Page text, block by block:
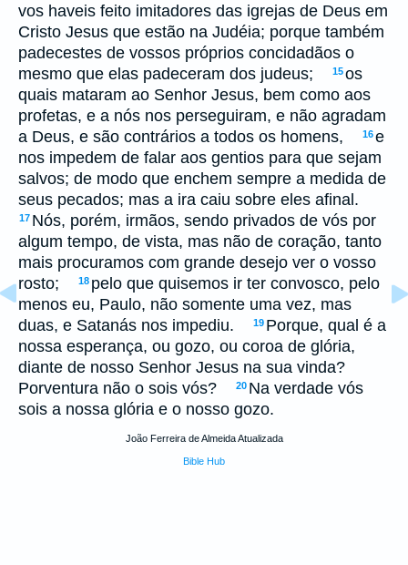
vos haveis feito imitadores das igrejas de Deus em
Cristo Jesus que estão na Judéia; porque também
padecestes de vossos próprios concidadãos o
mesmo que elas padeceram dos judeus;
15os
quais mataram ao Senhor Jesus, bem como aos
profetas, e a nós nos perseguiram, e não agradam
a Deus, e são contrários a todos os homens,
16e
nos impedem de falar aos gentios para que sejam
salvos; de modo que enchem sempre a medida de
seus pecados; mas a ira caiu sobre eles afinal.
17 Nós, porém, irmãos, sendo privados de vós por
algum tempo, de vista, mas não de coração, tanto
mais procuramos com grande desejo ver o vosso
rosto;
18 pelo que quisemos ir ter convosco, pelo
menos eu, Paulo, não somente uma vez, mas
duas, e Satanás nos impediu.
19 Porque, qual é a
nossa esperança, ou gozo, ou coroa de glória,
diante de nosso Senhor Jesus na sua vinda?
Porventura não o sois vós?
20 Na verdade vós
sois a nossa glória e o nosso gozo.
João Ferreira de Almeida Atualizada
Bible Hub